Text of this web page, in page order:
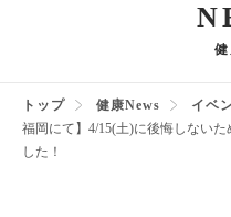
トップ 健康News イベ
福岡にて】4/15(土)に後悔しない
した！